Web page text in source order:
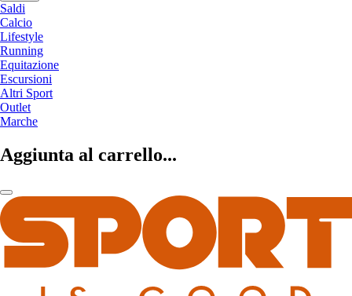
Saldi
Calcio
Lifestyle
Running
Equitazione
Escursioni
Altri Sport
Outlet
Marche
Aggiunta al carrello...